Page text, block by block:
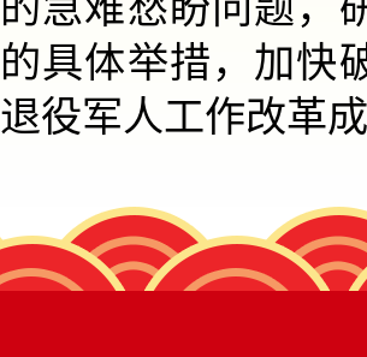
的急难愁盼问题，
的具体举措，加快
退役军人工作改革